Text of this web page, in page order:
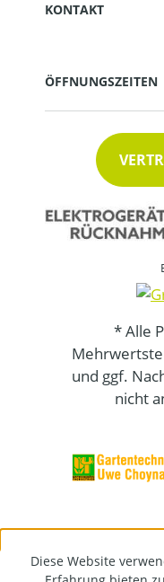
KONTAKT
ÖFFNUNGSZEITEN
* Alle
und ggf.
nicht
Diese Website